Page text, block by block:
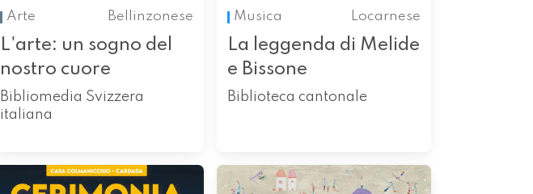
Arte
Bellinzonese
L'arte: un sogno del
nostro cuore
Bibliomedia Svizzera
italiana
Musica
Locarnese
La leggenda di Melide
e Bissone
Biblioteca cantonale